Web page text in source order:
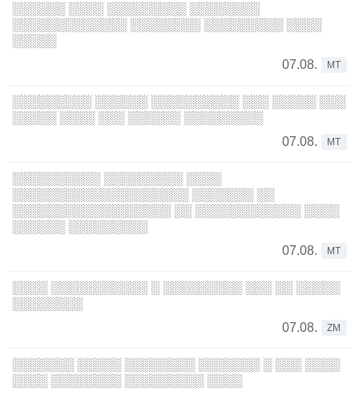
░░░░░░ ░░░░ ░░░░░░░░░ ░░░░░░░░
░░░░░░░░░░░░░ ░░░░░░░░ ░░░░░░░░░ ░░░░
░░░░░
07.08.
MT
░░░░░░░░░ ░░░░░░ ░░░░░░░░░░ ░░░ ░░░░░ ░░░
░░░░░ ░░░░ ░░░ ░░░░░░ ░░░░░░░░░
07.08.
MT
░░░░░░░░░░ ░░░░░░░░░ ░░░░
░░░░░░░░░░░░░░░░░░░░ ░░░░░░░ ░░
░░░░░░░░░░░░░░░░░░ ░░ ░░░░░░░░░░░░ ░░░░
░░░░░░ ░░░░░░░░░
07.08.
MT
░░░░ ░░░░░░░░░░░ ░ ░░░░░░░░░ ░░░ ░░ ░░░░░
░░░░░░░░
07.08.
ZM
░░░░░░░ ░░░░░ ░░░░░░░░ ░░░░░░░ ░ ░░░ ░░░░
░░░░ ░░░░░░░░ ░░░░░░░░░ ░░░░